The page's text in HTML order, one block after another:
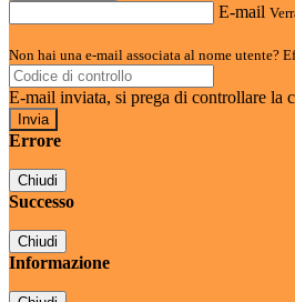
E-mail
Non hai una e-mail associata al nome utente?
E-mail inviata, si prega di controllare la
Errore
Chiudi
Successo
Chiudi
Informazione